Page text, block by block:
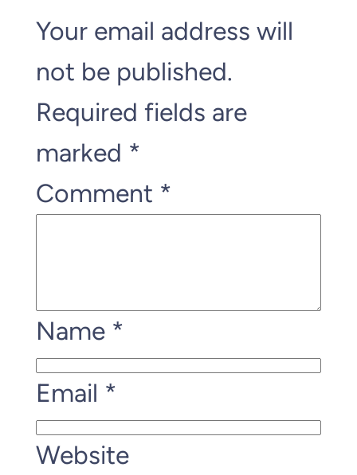
Your email address will
not be published.
Required fields are
marked *
Comment *
Name *
Email *
Website